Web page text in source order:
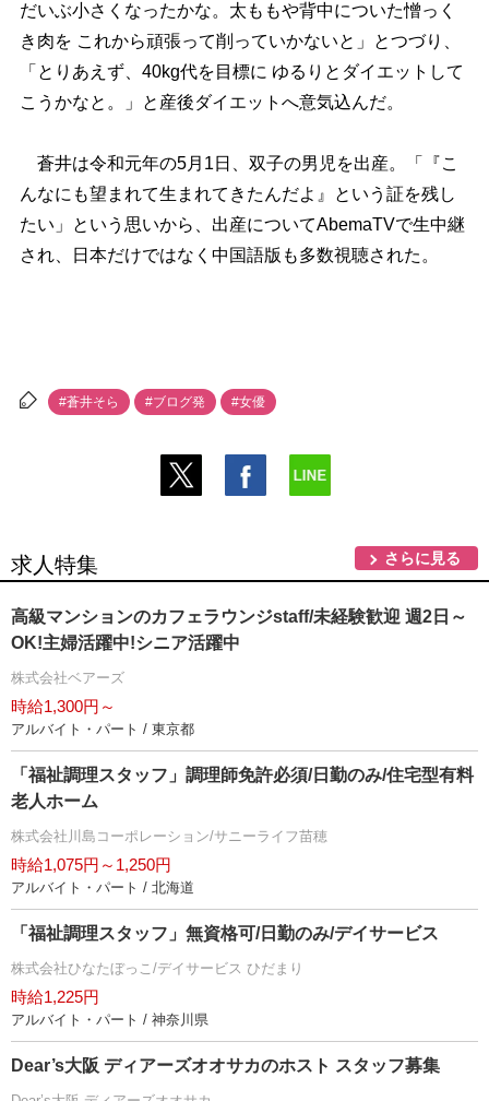
だいぶ小さくなったかな。太ももや背中についた憎っく
き肉を これから頑張って削っていかないと」とつづり、
「とりあえず、40kg代を目標に ゆるりとダイエットして
こうかなと。」と産後ダイエットへ意気込んだ。
蒼井は令和元年の5月1日、双子の男児を出産。「『こ
んなにも望まれて生まれてきたんだよ』という証を残し
たい」という思いから、出産についてAbemaTVで生中継
され、日本だけではなく中国語版も多数視聴された。
#蒼井そら #ブログ発 #女優
求人特集 さらに見る
高級マンションのカフェラウンジstaff/未経験歓迎 週2日～
OK!主婦活躍中!シニア活躍中
株式会社ベアーズ
時給1,300円～
アルバイト・パート / 東京都
「福祉調理スタッフ」調理師免許必須/日勤のみ/住宅型有料
老人ホーム
株式会社川島コーポレーション/サニーライフ苗穂
時給1,075円～1,250円
アルバイト・パート / 北海道
「福祉調理スタッフ」無資格可/日勤のみ/デイサービス
株式会社ひなたぼっこ/デイサービス ひだまり
時給1,225円
アルバイト・パート / 神奈川県
Dear’s大阪 ディアーズオオサカのホスト スタッフ募集